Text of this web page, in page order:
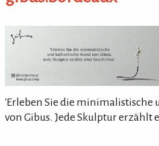
gibus.bordeaux
'Erleben Sie die minimalistische
von Gibus. Jede Skulptur erzählt